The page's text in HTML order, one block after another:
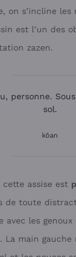
on s’incline
est l’un des
zazen.
personne.
sol.
kōan
cette assise est
de toute
avec les
La main